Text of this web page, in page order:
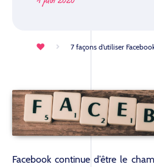
7 façons d’utiliser
Facebook continue d’être le